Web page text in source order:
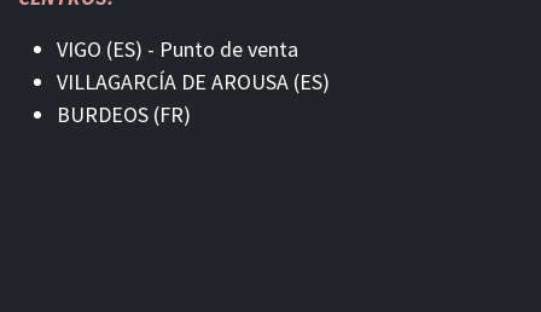
VIGO (ES) - Punto de venta
VILLAGARCÍA DE AROUSA (ES)
BURDEOS (FR)